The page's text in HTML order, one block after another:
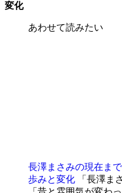
変化
あわせて読みたい
長澤まさみの現在ま
歩みと変化
「長澤ま